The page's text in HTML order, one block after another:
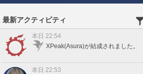
最新アクティビティ
本日 22:54
XPeak(Asura)が結成されました。
本日 22:53